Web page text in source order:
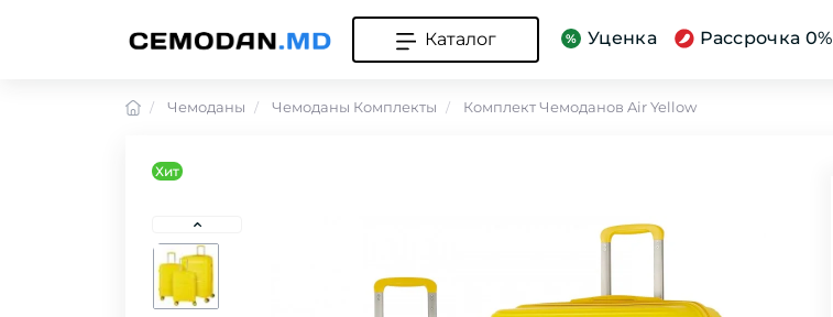
Каталог Уценка Рассрочка 0%
Чемоданы Чемоданы Комплекты Комплект Чемоданов Air Yellow
Хит